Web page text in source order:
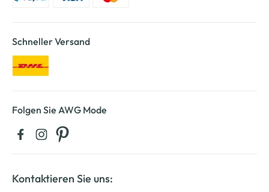
Schneller Versand
Folgen Sie AWG Mode
Kontaktieren Sie uns: